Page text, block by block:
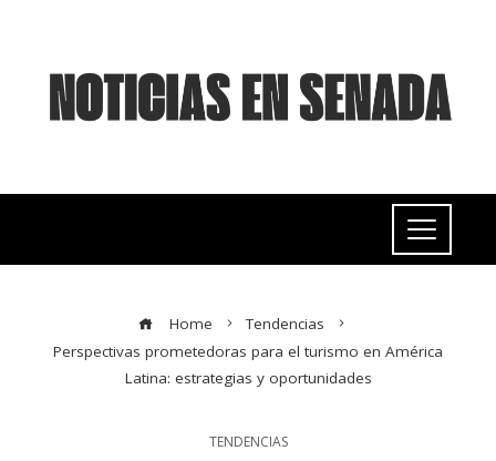
Home
Tendencias
Perspectivas prometedoras para el turismo en América
Latina: estrategias y oportunidades
TENDENCIAS